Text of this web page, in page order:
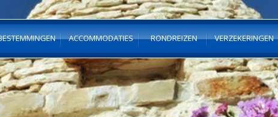
ACCOMMODATIES RONDREIZEN VERZEKERINGEN